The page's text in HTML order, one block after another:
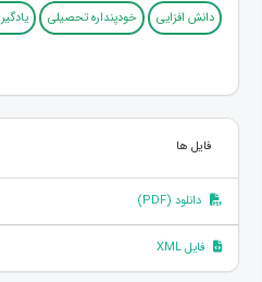
دانش افزایی
خودپنداره تحصیلی
فایل ها
دانلود (PDF)
فایل XML